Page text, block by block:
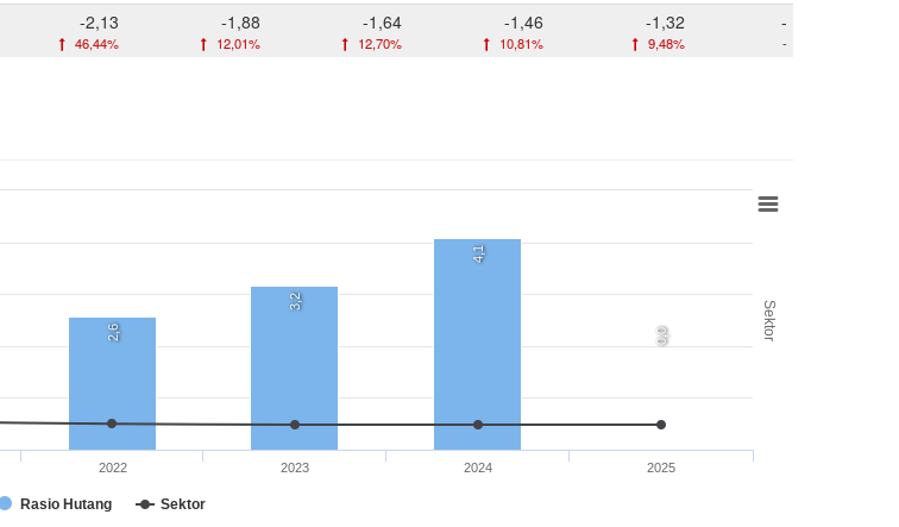
-2,13
46,44%
-1,88
12,01%
-1,64
12,70%
-1,46
10,81%
-1,32
9,48%
-
-
Sektor
2,6
3,2
4,1
0,0
Rasio Hutang Sektor
2022 2023 2024 2025